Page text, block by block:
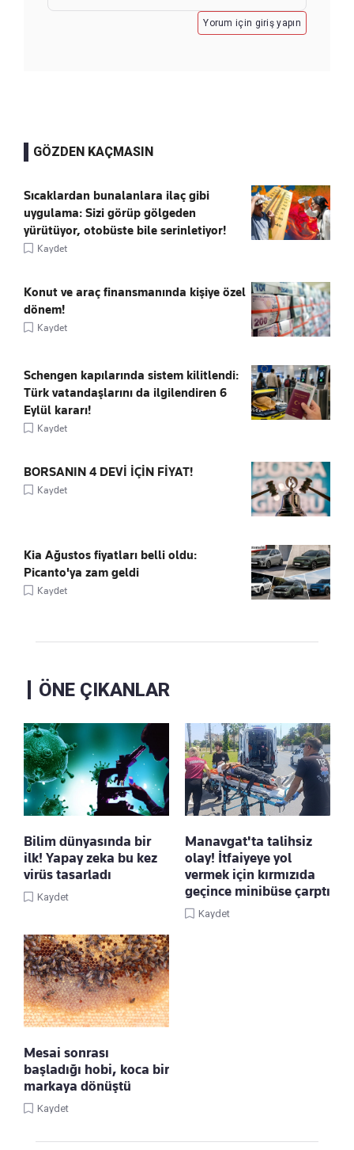
Yorum için giriş yapın
GÖZDEN KAÇMASIN
Sıcaklardan bunalanlara ilaç gibi
uygulama: Sizi görüp gölgeden
yürütüyor, otobüste bile serinletiyor!
Kaydet
Konut ve araç finansmanında kişiye özel
dönem!
Kaydet
Schengen kapılarında sistem kilitlendi:
Türk vatandaşlarını da ilgilendiren 6
Eylül kararı!
Kaydet
BORSANIN 4 DEVİ İÇİN FİYAT!
Kaydet
Kia Ağustos fiyatları belli oldu:
Picanto'ya zam geldi
Kaydet
ÖNE ÇIKANLAR
Bilim dünyasında bir
ilk! Yapay zeka bu kez
virüs tasarladı
Kaydet
Manavgat'ta talihsiz
olay! İtfaiyeye yol
vermek için kırmızıda
geçince minibüse çarptı
Kaydet
Mesai sonrası
başladığı hobi, koca bir
markaya dönüştü
Kaydet